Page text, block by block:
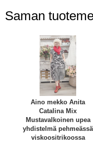
Saman
Aino mekko Anita
Catalina Mix
Mustavalkoinen upea
yhdistelmä pehmeässä
viskoositrikoossa